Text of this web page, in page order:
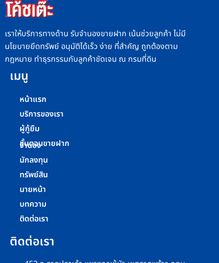
เราให้บริการทางด้าน รับจำนองขายฝาก เน้นช่วยลูกค้า ไม่มี
นโยบายยึดทรัพย์ อนุมัติได้เร็ว ง่าย ที่สำคัญ ถูกต้องตาม
กฎหมาย ทำธุรกรรมกับลูกค้าชัดเจน ณ กรมที่ดิน
เมนู
หน้าแรก
บริการของเรา
ผู้กู้ยืม
ขั้นตอนขายฝาก
จำนอง
นักลงทุน
ทรัพย์สิน
นายหน้า
บทความ
ติดต่อเรา
ติดต่อเรา